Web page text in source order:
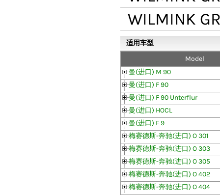
WILMINK
适用车型
Model
曼(进口) M 90
曼(进口) F 90
曼(进口) F 90 Unterflur
曼(进口) HOCL
曼(进口) F 9
梅赛德斯-奔驰(进口) O 301
梅赛德斯-奔驰(进口) O 303
梅赛德斯-奔驰(进口) O 305
梅赛德斯-奔驰(进口) O 402
梅赛德斯-奔驰(进口) O 404